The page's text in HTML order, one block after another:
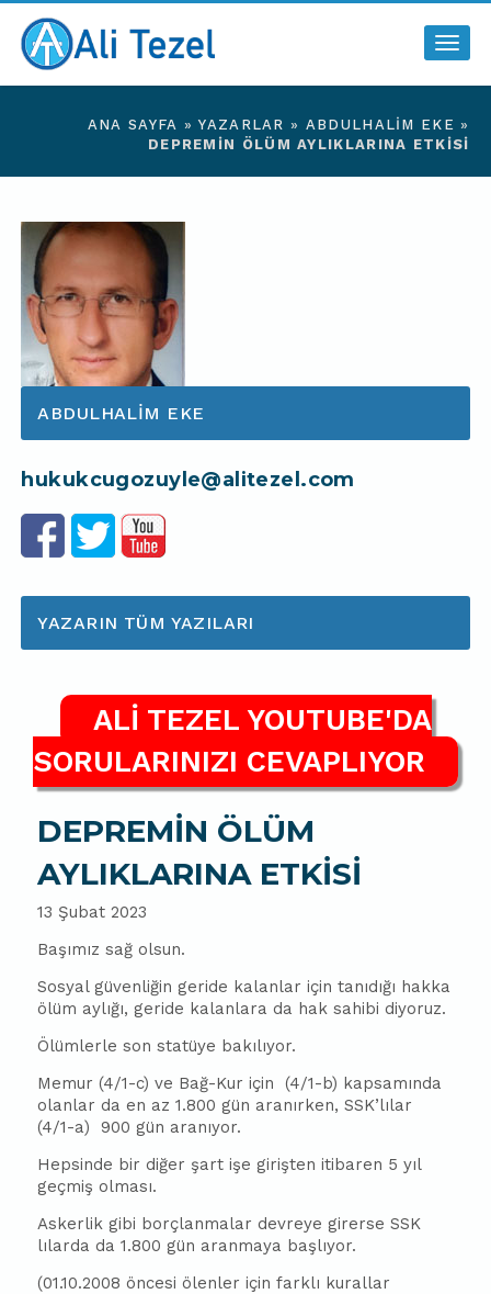
ANA SAYFA »YAZARLAR » ABDULHALIM EKE »
DEPREMİN ÖLÜM AYLIKLARINA ETKİSİ
ABDULHALIM EKE
hukukcugozuyle@alitezel.com
YAZARIN TÜM YAZILARI
ALİ TEZEL YOUTUBE'DA
SORULARINIZI CEVAPLIYOR
DEPREMİN ÖLÜM
AYLIKLARINA ETKİSİ
13 Şubat 2023
Başımız sağ olsun.
Sosyal güvenliğin geride kalanlar için tanıdığı hakka
ölüm aylığı, geride kalanlara da hak sahibi diyoruz.
Ölümlerle son statüye bakılıyor.
Memur (4/1-c) ve Bağ-Kur için (4/1-b) kapsamında
olanlar da en az 1.800 gün aranırken, SSK’lılar
(4/1-a) 900 gün aranıyor.
Hepsinde bir diğer şart işe girişten itibaren 5 yıl
geçmiş olması.
Askerlik gibi borçlanmalar devreye girerse SSK
lılarda da 1.800 gün aranmaya başlıyor.
(01.10.2008 öncesi ölenler için farklı kurallar